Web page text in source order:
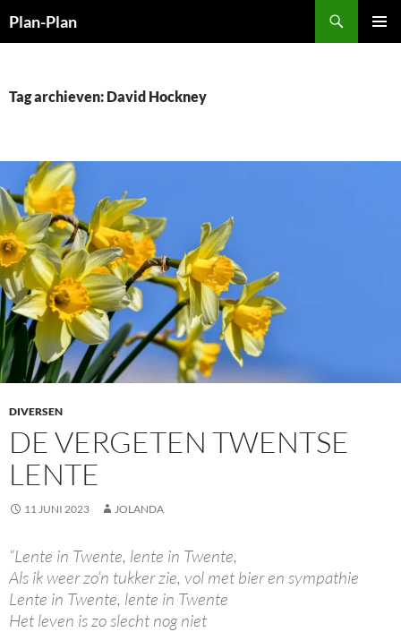
naar
Plan-Plan
Tag archieven: David Hockney
DIVERSEN
DE VERGETEN TWENTSE
LENTE
11 JUNI 2023 JOLANDA
“Lente in Twente, lente in Twente,
Als ik weer zo’n tukker zie, vol met bier en sympathie
Lente in Twente, lente in Twente
Het leven is zo slecht nog niet